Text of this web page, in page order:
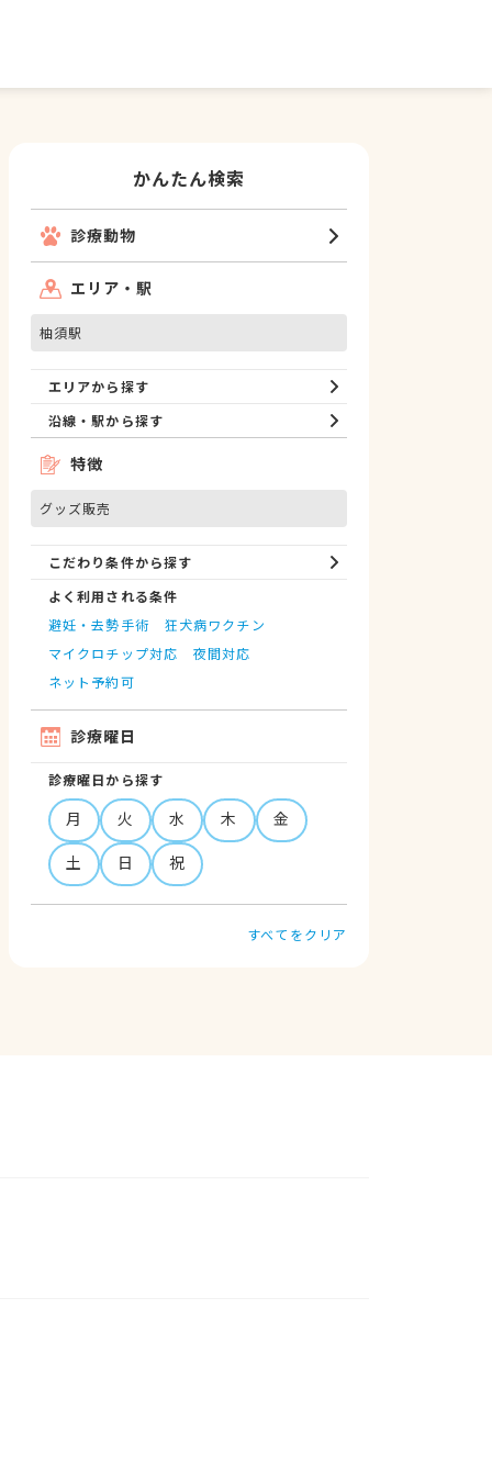
かんたん検索
診療動物
エリア・駅
柚須駅
エリアから探す
沿線・駅から探す
特徴
グッズ販売
こだわり条件から探す
よく利用される条件
避妊・去勢手術
狂犬病ワクチン
マイクロチップ対応
夜間対応
ネット予約可
診療曜日
診療曜日から探す
月 火 水 木
金
土
日 祝
すべてをクリア